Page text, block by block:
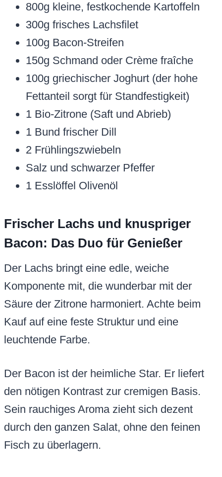
800g kleine, festkochende Kartoffeln
300g frisches Lachsfilet
100g Bacon-Streifen
150g Schmand oder Crème fraîche
100g griechischer Joghurt (der hohe
Fettanteil sorgt für Standfestigkeit)
1 Bio-Zitrone (Saft und Abrieb)
1 Bund frischer Dill
2 Frühlingszwiebeln
Salz und schwarzer Pfeffer
1 Esslöffel Olivenöl
Frischer Lachs und knuspriger
Bacon: Das Duo für Genießer
Der Lachs bringt eine edle, weiche
Komponente mit, die wunderbar mit der
Säure der Zitrone harmoniert. Achte beim
Kauf auf eine feste Struktur und eine
leuchtende Farbe.
Der Bacon ist der heimliche Star. Er liefert
den nötigen Kontrast zur cremigen Basis.
Sein rauchiges Aroma zieht sich dezent
durch den ganzen Salat, ohne den feinen
Fisch zu überlagern.